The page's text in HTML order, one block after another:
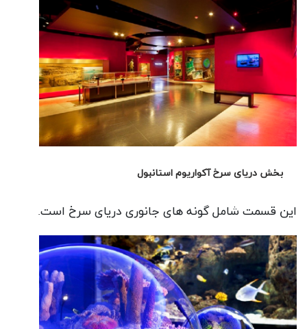
بخش دریای سرخ آکواریوم استانبول
این قسمت شامل گونه های جانوری دریای سرخ است.